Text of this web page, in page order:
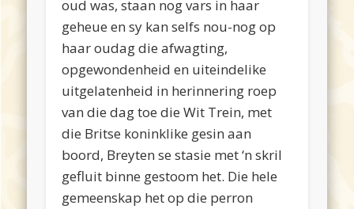
oud was, staan nog vars in haar
geheue en sy kan selfs nou-nog op
haar oudag die afwagting,
opgewondenheid en uiteindelike
uitgelatenheid in herinnering roep
van die dag toe die Wit Trein, met
die Britse koninklike gesin aan
boord, Breyten se stasie met ‘n skril
gefluit binne gestoom het. Die hele
gemeenskap het op die perron